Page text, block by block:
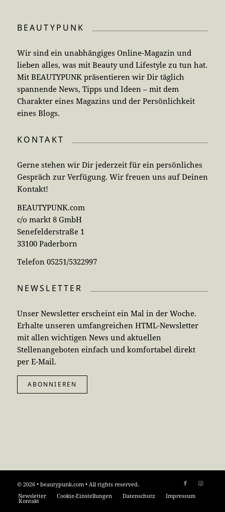
BEAUTYPUNK
Wir sind ein unabhängiges Online-Magazin und
lieben alles, was mit Beauty und Lifestyle zu tun hat.
Mit BEAUTYPUNK präsentieren wir Dir täglich
spannende News, Tipps und Ideen – mit dem
Charakter eines Magazins und der Persönlichkeit
eines Blogs.
KONTAKT
Gerne stehen wir Dir jederzeit für ein persönliches
Gespräch zur Verfügung. Wir freuen uns auf Deinen
Kontakt!
BEAUTYPUNK.com
c/o markt 8 GmbH
Senefelderstraße 1
33100 Paderborn
Telefon 05251/5322997
NEWSLETTER
Unser Newsletter erscheint ein Mal in der Woche.
Erhalte unseren umfangreichen HTML-Newsletter
mit allen wichtigen News und aktuellen
Stellenangeboten einfach und komfortabel direkt
per E-Mail.
ABONNIEREN
© 2026 • beautypunk.com • All rights reserved.
Newsletter
Cookie-Einstellungen Datenschutz Impressum
Kontakt